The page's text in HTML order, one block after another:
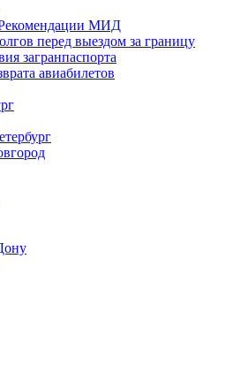
МИД
перед выездом за границу
загранпаспорта
авиабилетов